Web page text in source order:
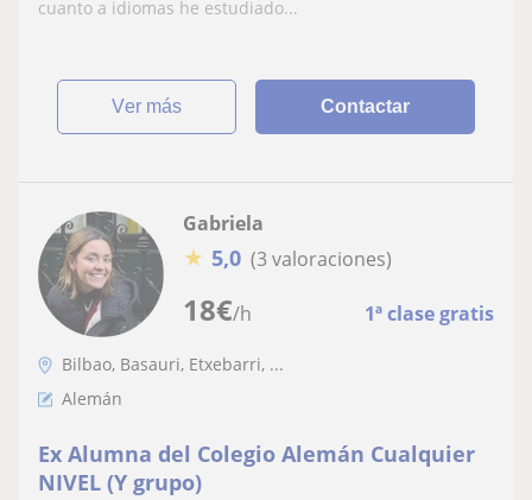
cuanto a idiomas he estudiado...
ver más Contactar
18€/h 1ª clase gratis
Gabriela
★ 5,0 (3 valoraciones)
Bilbao, Basauri, Etxebarri, ...
Alemán
Ex Alumna del Colegio Alemán Cualquier
NIVEL (Y grupo)